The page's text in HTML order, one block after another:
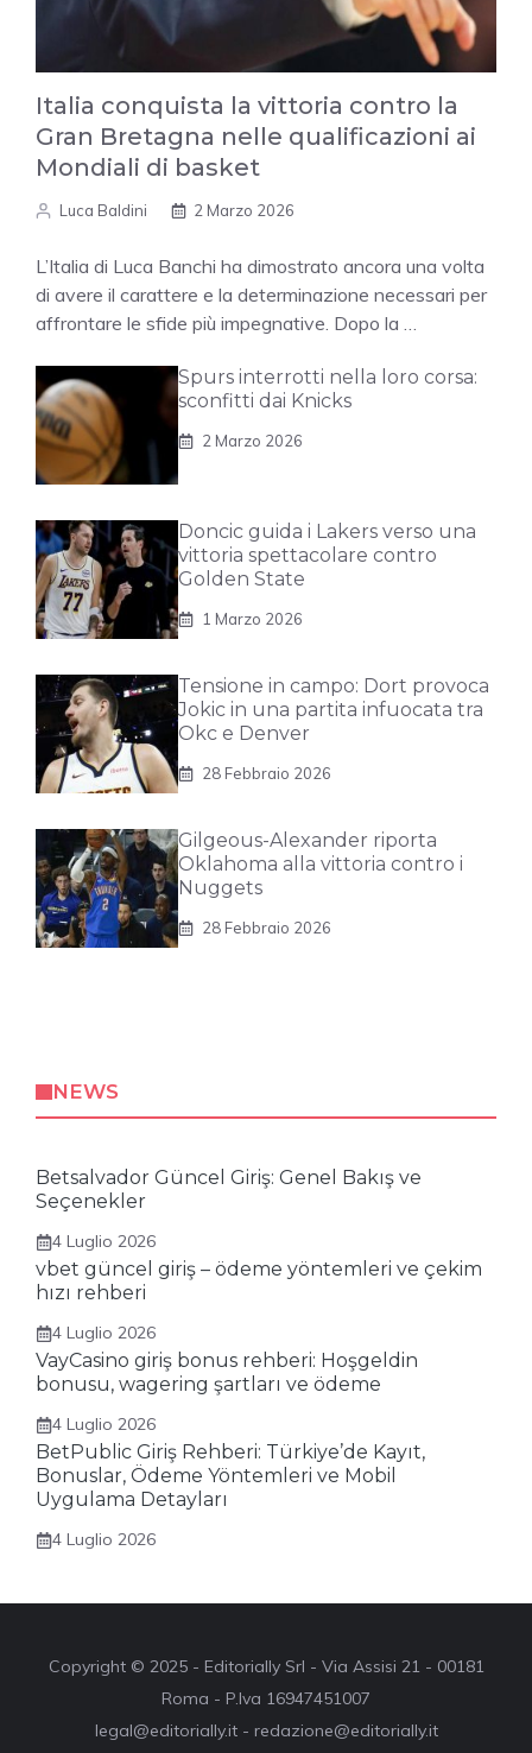
Italia conquista la vittoria contro la
Gran Bretagna nelle qualificazioni ai
Mondiali di basket
Luca Baldini 2 Marzo 2026
L’Italia di Luca Banchi ha dimostrato ancora una volta
di avere il carattere e la determinazione necessari per
affrontare le sfide più impegnative. Dopo la …
Spurs interrotti nella loro corsa:
sconfitti dai Knicks
2 Marzo 2026
Doncic guida i Lakers verso una
vittoria spettacolare contro
Golden State
1 Marzo 2026
Tensione in campo: Dort provoca
Jokic in una partita infuocata tra
Okc e Denver
28 Febbraio 2026
Gilgeous-Alexander riporta
Oklahoma alla vittoria contro i
Nuggets
28 Febbraio 2026
NEWS
Betsalvador Güncel Giriş: Genel Bakış ve
Seçenekler
4 Luglio 2026
vbet güncel giriş – ödeme yöntemleri ve çekim
hızı rehberi
4 Luglio 2026
VayCasino giriş bonus rehberi: Hoşgeldin
bonusu, wagering şartları ve ödeme
4 Luglio 2026
BetPublic Giriş Rehberi: Türkiye’de Kayıt,
Bonuslar, Ödeme Yöntemleri ve Mobil
Uygulama Detayları
4 Luglio 2026
Copyright © 2025 - Editorially Srl - Via Assisi 21 - 00181
Roma - P.Iva 16947451007
legal@editorially.it - redazione@editorially.it